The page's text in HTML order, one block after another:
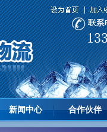
新闻中心 合作伙伴